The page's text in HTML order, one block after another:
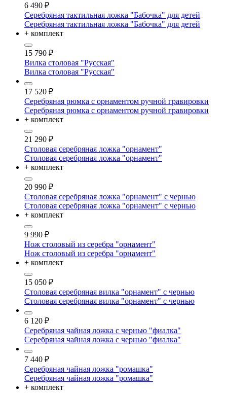
6 490 ₽
Серебряная тактильная ложка "Бабочка" для детей
Серебряная тактильная ложка "Бабочка" для детей
+ комплект
15 790 ₽
Вилка столовая "Русская"
Вилка столовая "Русская"
17 520 ₽
Серебряная рюмка с орнаментом ручной гравировки
Серебряная рюмка с орнаментом ручной гравировки
+ комплект
21 290 ₽
Столовая серебряная ложка "орнамент"
Столовая серебряная ложка "орнамент"
+ комплект
20 990 ₽
Столовая серебряная ложка "орнамент" с чернью
Столовая серебряная ложка "орнамент" с чернью
+ комплект
9 990 ₽
Нож столовый из серебра "орнамент"
Нож столовый из серебра "орнамент"
+ комплект
15 050 ₽
Столовая серебряная вилка "орнамент" с чернью
Столовая серебряная вилка "орнамент" с чернью
6 120 ₽
Серебряная чайная ложка с чернью "фиалка"
Серебряная чайная ложка с чернью "фиалка"
7 440 ₽
Серебряная чайная ложка "ромашка"
Серебряная чайная ложка "ромашка"
+ комплект